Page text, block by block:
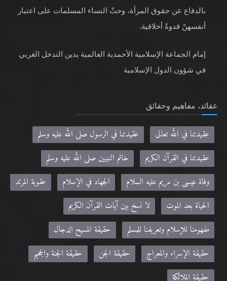
بالدفاع عن حقوق المرأة، وحثّ النساء المسلمات على اعتبار
أنفسهنّ قدوةً أخلاقية.
إمام الجماعة الإسلامية الأحمدية العالمية يدين التدخل الغربي
في شؤون الدول الإسلامية
عقائد، مفاهيم وحقائق
عقيدتنا في الله تعالى
عقيدتنا في الرسول صلى الله عليه وسلم
عقيدتنا في القرآن الكريم
خاتم النبيين صلى الله عليه وسلم
وفاة عيسى بن مريم عليه السلام
الجهاد في الإسلام
عقوبة المرتد
الحياة بعد الموت
لا نسخ بين آيات القرآن الكريم
مفهومنا للإسلام وتعريفنا للمسلم
حقيقة المسيح الدجال
حقيقة الإسراء والمعراج
حقيقة الجن
حقيقة الجنة والجحيم
حقيقة الملائكة